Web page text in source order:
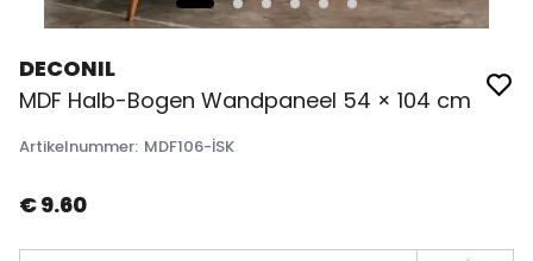
DECONIL
MDF Halb-Bogen Wandpaneel 54 × 104 cm
Artikelnummer: MDF106-İSK
€ 9.60